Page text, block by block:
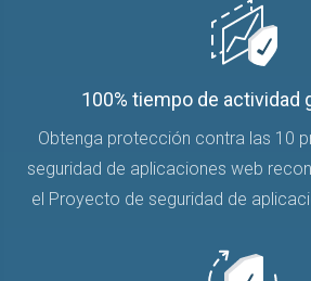
100% tiempo de actividad
Obtenga protección contra las 10
seguridad de aplicaciones web
el Proyecto de seguridad de